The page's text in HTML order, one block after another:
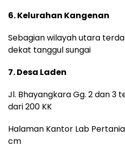
6. Kelurahan Kangenan
Sebagian wilayah utara
dekat tanggul sungai
7. Desa Laden
Jl. Bhayangkara Gg. 2 dan 3
dari 200 KK
Halaman Kantor Lab
cm